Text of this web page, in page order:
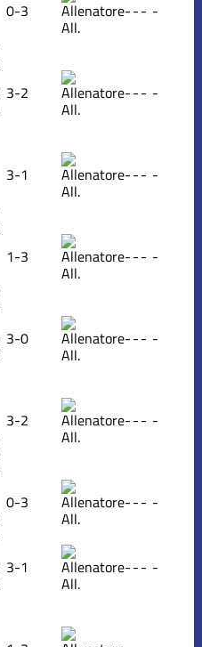
0-3
All.
--- -
3-2
All.
--- -
3-1
All.
--- -
1-3
All.
--- -
3-0
All.
--- -
3-2
All.
--- -
0-3
All.
--- -
3-1
All.
--- -